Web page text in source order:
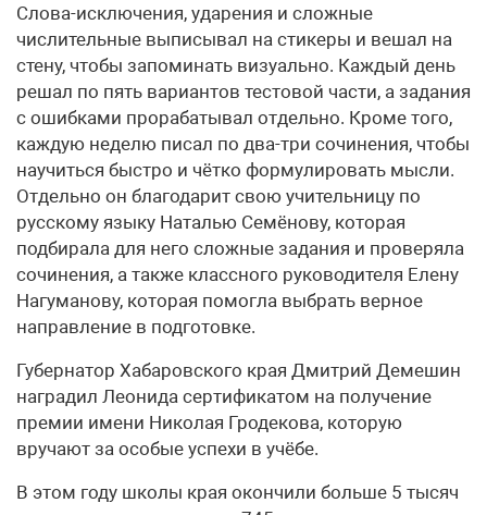
Слова-исключения, ударения и сложные
числительные выписывал на стикеры и вешал на
стену, чтобы запоминать визуально. Каждый день
решал по пять вариантов тестовой части, а задания
с ошибками прорабатывал отдельно. Кроме того,
каждую неделю писал по два-три сочинения, чтобы
научиться быстро и чётко формулировать мысли.
Отдельно он благодарит свою учительницу по
русскому языку Наталью Семёнову, которая
подбирала для него сложные задания и проверяла
сочинения, а также классного руководителя Елену
Нагуманову, которая помогла выбрать верное
направление в подготовке.
Губернатор Хабаровского края Дмитрий Демешин
наградил Леонида сертификатом на получение
премии имени Николая Гродекова, которую
вручают за особые успехи в учёбе.
В этом году школы края окончили больше 5 тысяч